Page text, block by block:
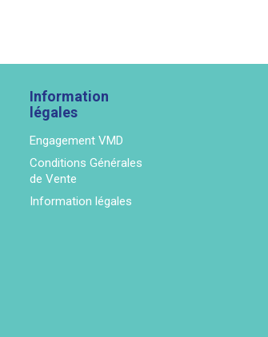
Information
légales
Engagement VMD
Conditions Générales
de Vente
Information légales